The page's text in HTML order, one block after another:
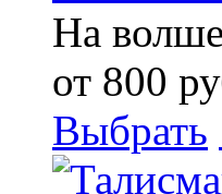
На
от 800
Выбрать